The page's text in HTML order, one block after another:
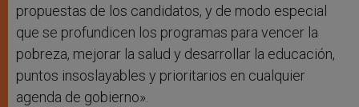
propuestas de los candidatos, y de modo especial
que se profundicen los programas para vencer la
pobreza, mejorar la salud y desarrollar la educación,
puntos insoslayables y prioritarios en cualquier
agenda de gobierno».